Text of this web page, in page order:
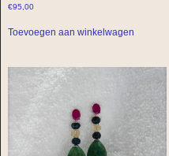
€95,00
Toevoegen aan winkelwagen